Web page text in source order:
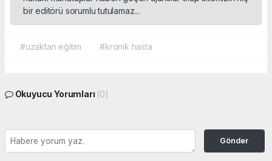
bir editörü sorumlu tutulamaz...
#uzaktan eğitim #kronik hasta
Okuyucu Yorumları (0)
Gönder